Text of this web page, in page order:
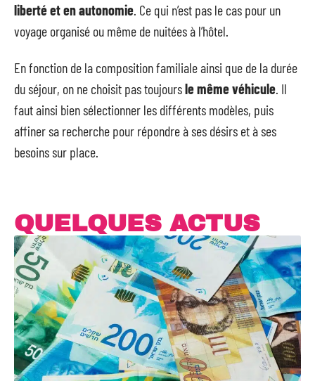
liberté et en autonomie . Ce qui n’est pas le cas pour un
voyage organisé ou même de nuitées à l’hôtel.
En fonction de la composition familiale ainsi que de la durée
du séjour, on ne choisit pas toujoursle même véhicule. Il
faut ainsi bien sélectionner les différents modèles, puis
affiner sa recherche pour répondre à ses désirs et à ses
besoins sur place.
QUELQUES ACTUS